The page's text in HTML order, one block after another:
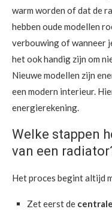
warm worden of dat de
hebben oude modellen
verbouwing of wanneer
het ook handig zijn om
Nieuwe modellen zijn
een modern interieur.
energierekening.
Welke stappen
van een
Het proces begint altijd
Zet eerst de